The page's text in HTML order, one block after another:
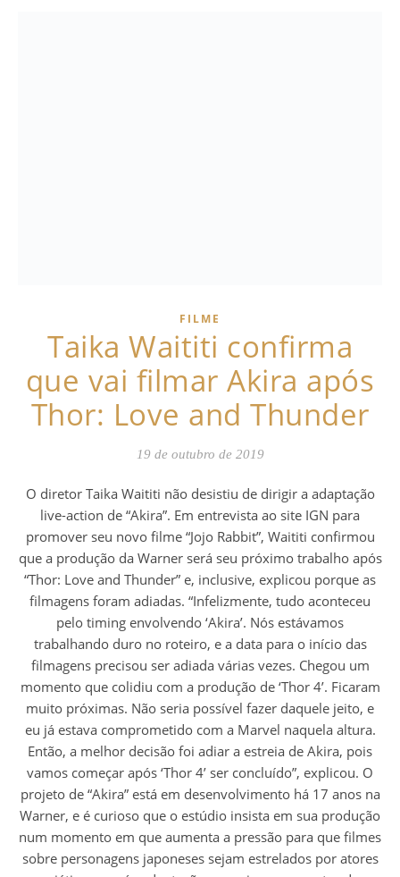
FILME
Taika Waititi confirma
que vai filmar Akira após
Thor: Love and Thunder
19 de outubro de 2019
O diretor Taika Waititi não desistiu de dirigir a adaptação
live-action de “Akira”. Em entrevista ao site IGN para
promover seu novo filme “Jojo Rabbit”, Waititi confirmou
que a produção da Warner será seu próximo trabalho após
“Thor: Love and Thunder” e, inclusive, explicou porque as
filmagens foram adiadas. “Infelizmente, tudo aconteceu
pelo timing envolvendo ‘Akira’. Nós estávamos
trabalhando duro no roteiro, e a data para o início das
filmagens precisou ser adiada várias vezes. Chegou um
momento que colidiu com a produção de ‘Thor 4’. Ficaram
muito próximas. Não seria possível fazer daquele jeito, e
eu já estava comprometido com a Marvel naquela altura.
Então, a melhor decisão foi adiar a estreia de Akira, pois
vamos começar após ‘Thor 4’ ser concluído”, explicou. O
projeto de “Akira” está em desenvolvimento há 17 anos na
Warner, e é curioso que o estúdio insista em sua produção
num momento em que aumenta a pressão para que filmes
sobre personagens japoneses sejam estrelados por atores